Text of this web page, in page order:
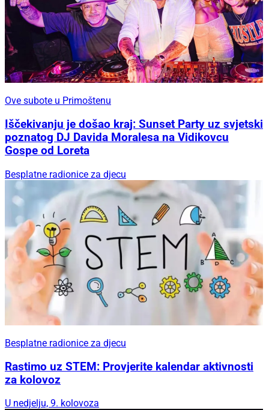
Ove subote u Primoštenu
Iščekivanju je došao kraj: Sunset Party uz svjetski
poznatog DJ Davida Moralesa na Vidikovcu
Gospe od Loreta
Besplatne radionice za djecu
Besplatne radionice za djecu
Rastimo uz STEM: Provjerite kalendar aktivnosti
za kolovoz
U nedjelju, 9. kolovoza